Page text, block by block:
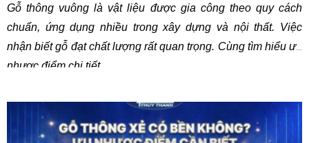
Gỗ thông vuông là vật liệu được gia công theo quy cách
chuẩn, ứng dụng nhiều trong xây dựng và nội thất. Việc
nhận biết gỗ đạt chất lượng rất quan trọng. Cùng tìm hiểu ưu
nhược điểm chi tiết.